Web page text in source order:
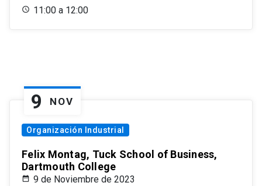
11:00 a 12:00
9 NOV
Organización Industrial
Felix Montag, Tuck School of Business,
Dartmouth College
9 de Noviembre de 2023